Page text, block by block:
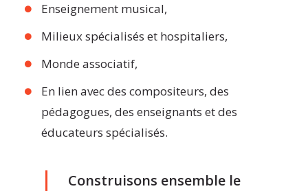
Enseignement musical,
Milieux spécialisés et hospitaliers,
Monde associatif,
En lien avec des compositeurs, des
pédagogues, des enseignants et des
éducateurs spécialisés.
Construisons ensemble le